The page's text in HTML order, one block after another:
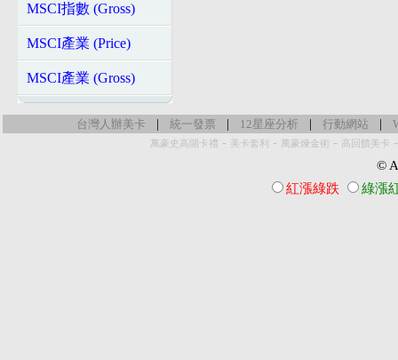
MSCI指數 (Gross)
MSCI產業 (Price)
MSCI產業 (Gross)
台灣人辦美卡 | 統一發票 | 12星座分析 | 行動網站 |
萬豪史高開卡禮 - 美卡套利 - 萬豪煉金術 - 高回饋美卡
©
紅漲綠跌
綠漲